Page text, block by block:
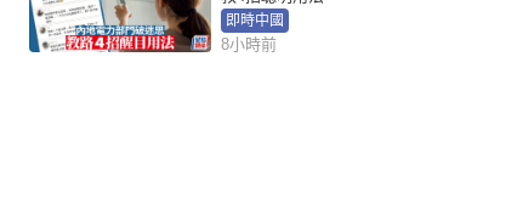
即時中國
8小時前